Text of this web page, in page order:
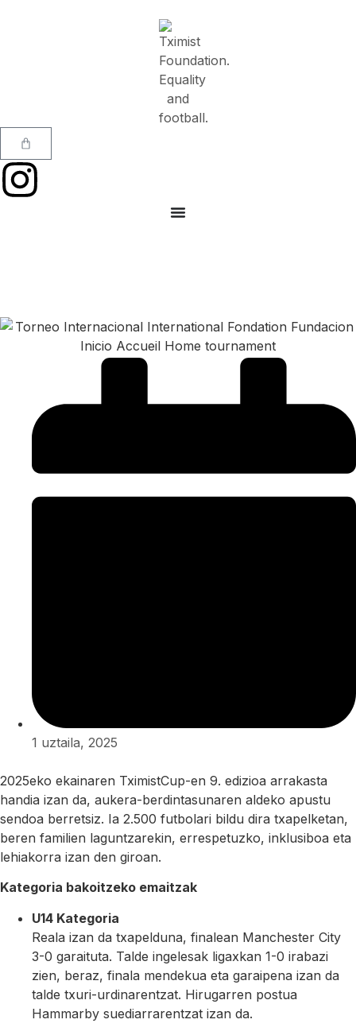
1 uztaila, 2025
2025eko ekainaren TximistCup-en 9. edizioa arrakasta
handia izan da, aukera-berdintasunaren aldeko apustu
sendoa berretsiz. Ia 2.500 futbolari bildu dira txapelketan,
beren familien laguntzarekin, errespetuzko, inklusiboa eta
lehiakorra izan den giroan.
Kategoria bakoitzeko emaitzak
U14 Kategoria
Reala izan da txapelduna, finalean Manchester City
3-0 garaituta. Talde ingelesak ligaxkan 1-0 irabazi
zien, beraz, finala mendekua eta garaipena izan da
talde txuri-urdinarentzat. Hirugarren postua
Hammarby suediarrarentzat izan da.